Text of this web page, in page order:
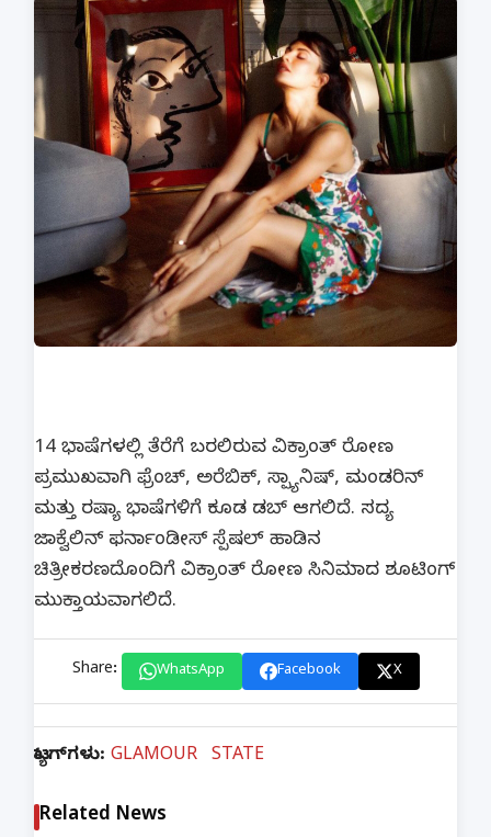
14 ಭಾಷೆಗಳಲ್ಲಿ ತೆರೆಗೆ ಬರಲಿರುವ ವಿಕ್ರಾಂತ್ ರೋಣ
ಪ್ರಮುಖವಾಗಿ ಫ್ರೆಂಚ್, ಅರೆಬಿಕ್, ಸ್ಪ್ಯಾನಿಷ್, ಮಂಡರಿನ್
ಮತ್ತು ರಷ್ಯಾ ಭಾಷೆಗಳಿಗೆ ಕೂಡ ಡಬ್ ಆಗಲಿದೆ. ಸದ್ಯ‌
ಜಾಕ್ವೆಲಿನ್ ಫರ್ನಾಂಡೀಸ್ ಸ್ಪೆಷಲ್ ಹಾಡಿನ
ಚಿತ್ರೀಕರಣದೊಂದಿಗೆ ವಿಕ್ರಾಂತ್ ರೋಣ ಸಿನಿಮಾದ ಶೂಟಿಂಗ್
ಮುಕ್ತಾಯವಾಗಲಿದೆ.
Share: WhatsApp Facebook X
ಟ್ಯಾಗ್‌ಗಳು: GLAMOUR STATE
Related News